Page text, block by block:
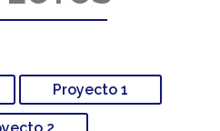
Proyecto 1
2